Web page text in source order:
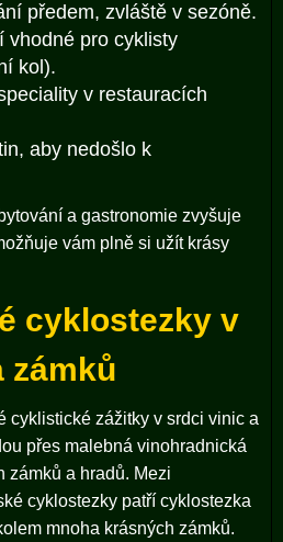
předem, zvláště v sezóně.
vhodné pro cyklisty
kol).
v restauracích
aby nedošlo k
a gastronomie zvyšuje
vám plně si užít krásy
cyklostezky v
zámků
cyklistické zážitky v srdci vinic a
přes malebná vinohradnická
zámků a hradů. Mezi
cyklostezky patří cyklostezka
mnoha krásných zámků.